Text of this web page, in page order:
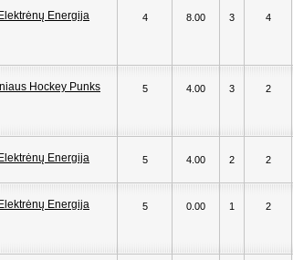
4 8.00 3 4
5 4.00 3 2
5 4.00 2 2
5 0.00 1 2